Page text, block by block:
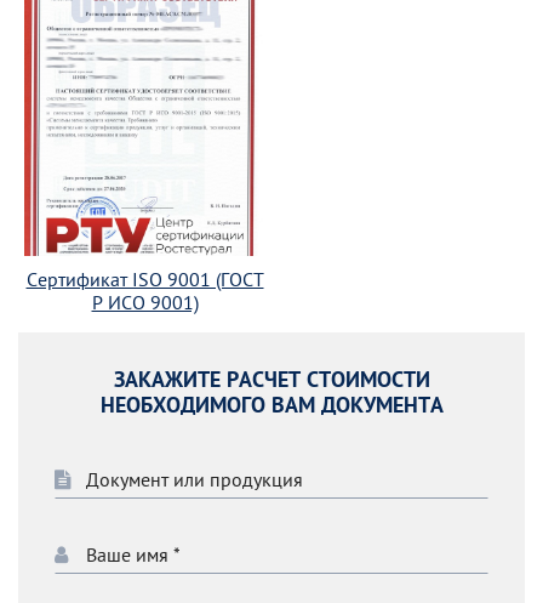
Сертификат ISO 9001 (ГОСТ
Р ИСО 9001)
ЗАКАЖИТЕ РАСЧЕТ СТОИМОСТИ
НЕОБХОДИМОГО ВАМ ДОКУМЕНТА